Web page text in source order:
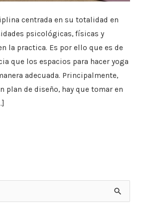
centrada en su totalidad en
psicológicas, físicas y
la practica. Es por ello que es de
que los espacios para hacer yoga
adecuada. Principalmente,
plan de diseño, hay que tomar en